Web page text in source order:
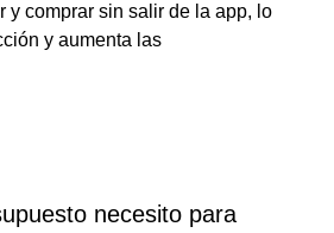
y comprar sin salir de la app, lo
y aumenta las
necesito para